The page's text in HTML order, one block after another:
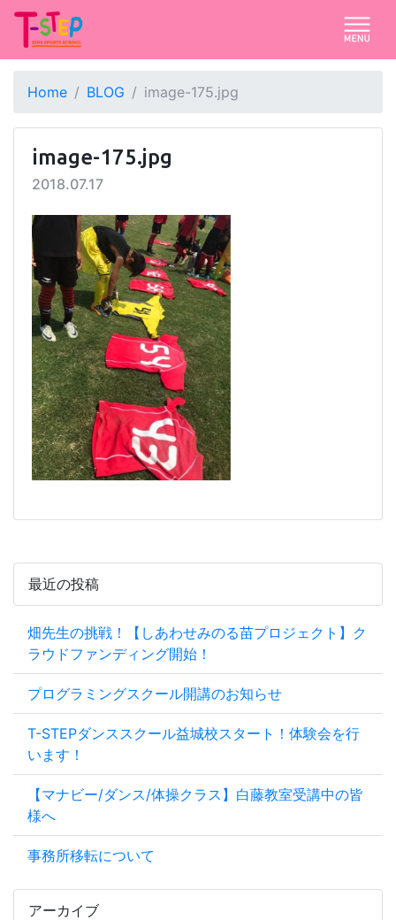
Home BLOG image-175.jpg
image-175.jpg
2018.07.17
最近の投稿
畑先生の挑戦！【しあわせみのる苗プロジェクト】ク
ラウドファンディング開始！
プログラミングスクール開講のお知らせ
T-STEPダンススクール益城校スタート！体験会を行
います！
【マナビー/ダンス/体操クラス】白藤教室受講中の皆
様へ
事務所移転について
アーカイブ